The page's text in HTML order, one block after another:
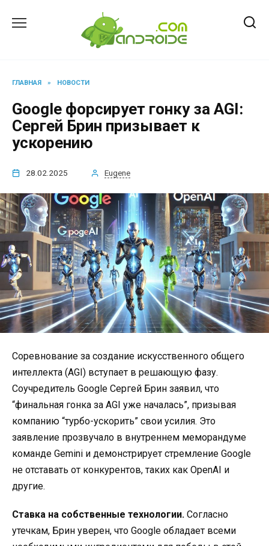
ГЛАВНАЯ » НОВОСТИ
Google форсирует гонку за AGI:
Сергей Брин призывает к
ускорению
28.02.2025 Eugene
Соревнование за создание искусственного общего
интеллекта (AGI) вступает в решающую фазу.
Соучредитель Google Сергей Брин заявил, что
“финальная гонка за AGI уже началась”, призывая
компанию “турбо-ускорить” свои усилия. Это
заявление прозвучало в внутреннем меморандуме
команде Gemini и демонстрирует стремление Google
не отставать от конкурентов, таких как OpenAI и
другие.
Ставка на собственные технологии. Согласно
утечкам, Брин уверен, что Google обладает всеми